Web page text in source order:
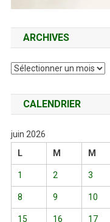
ARCHIVES
Archives
CALENDRIER
juin 2026
L
M M
1 2 3
8 9 10
15 16 17